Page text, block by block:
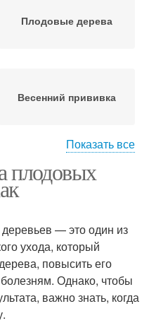
Плодовые дерева
Весенний прививка
Прививка в расщеп
Показать все
плодовых
— это один из
ухода, который
повысить его
Однако, чтобы
важно знать, когда